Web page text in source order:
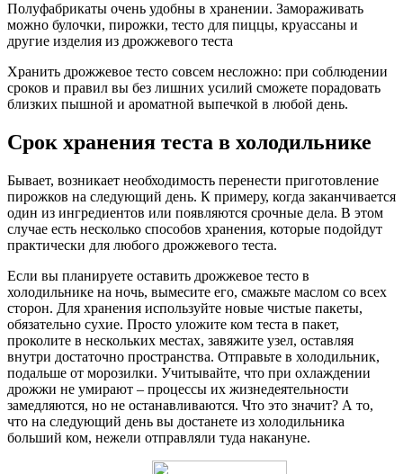
Полуфабрикаты очень удобны в хранении. Замораживать
можно булочки, пирожки, тесто для пиццы, круассаны и
другие изделия из дрожжевого теста
Хранить дрожжевое тесто совсем несложно: при соблюдении
сроков и правил вы без лишних усилий сможете порадовать
близких пышной и ароматной выпечкой в любой день.
Срок хранения теста в холодильнике
Бывает, возникает необходимость перенести приготовление
пирожков на следующий день. К примеру, когда заканчивается
один из ингредиентов или появляются срочные дела. В этом
случае есть несколько способов хранения, которые подойдут
практически для любого дрожжевого теста.
Если вы планируете оставить дрожжевое тесто в
холодильнике на ночь, вымесите его, смажьте маслом со всех
сторон. Для хранения используйте новые чистые пакеты,
обязательно сухие. Просто уложите ком теста в пакет,
проколите в нескольких местах, завяжите узел, оставляя
внутри достаточно пространства. Отправьте в холодильник,
подальше от морозилки. Учитывайте, что при охлаждении
дрожжи не умирают – процессы их жизнедеятельности
замедляются, но не останавливаются. Что это значит? А то,
что на следующий день вы достанете из холодильника
больший ком, нежели отправляли туда накануне.